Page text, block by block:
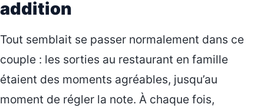
addition
Tout semblait se passer normalement dans ce
couple : les sorties au restaurant en famille
étaient des moments agréables, jusqu’au
moment de régler la note. À chaque fois,